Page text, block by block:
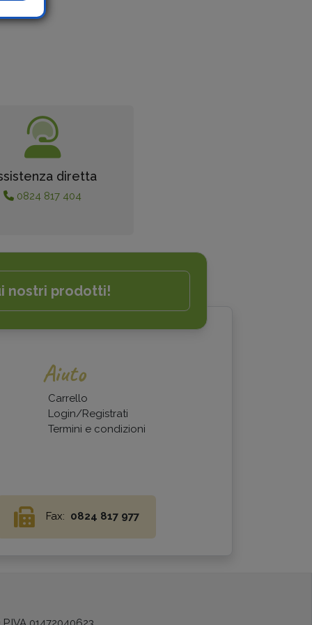
diretta
0824 817 404
nostri prodotti!
Aiuto
Carrello
Login/Registrati
Termini e condizioni
Fax: 0824 817 977